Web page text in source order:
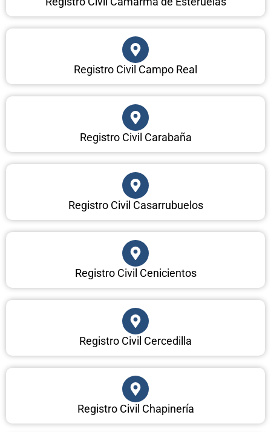
Registro Civil Campo Real
Registro Civil Carabaña
Registro Civil Casarrubuelos
Registro Civil Cenicientos
Registro Civil Cercedilla
Registro Civil Chapinería